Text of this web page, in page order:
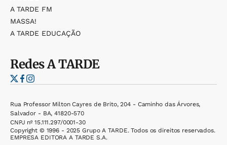
A TARDE FM
MASSA!
A TARDE EDUCAÇÃO
RedesA TARDE
Rua Professor Milton Cayres de Brito, 204 - Caminho das Árvores,
Salvador - BA, 41820-570
CNPJ nº 15.111.297/0001-30
Copyright © 1996 - 2025 Grupo A TARDE. Todos os direitos reservados.
EMPRESA EDITORA A TARDE S.A.